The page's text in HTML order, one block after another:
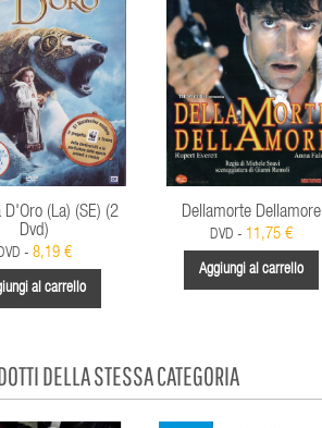
D'Oro (La) (SE) (2
Dvd)
- 8,19 €
al carrello
Dellamorte Dellamore
DVD - 11,75 €
Aggiungi al carrello
DELLA STESSA CATEGORIA